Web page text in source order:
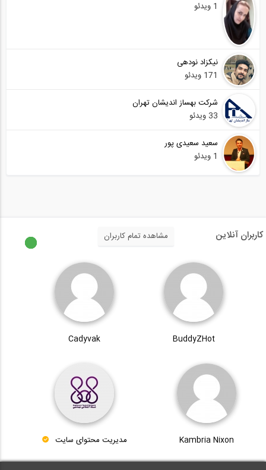
1 ویدئو
نیکزاد نودهی
171 ویدئو
شرکت بهساز اندیشان تهران
33 ویدئو
سعید سعیدی پور
1 ویدئو
کاربران آنلاین مشاهده تمام کاربران
BuddyZHot
Cadyvak
Kambria Nixon مدیریت محتوای سایت